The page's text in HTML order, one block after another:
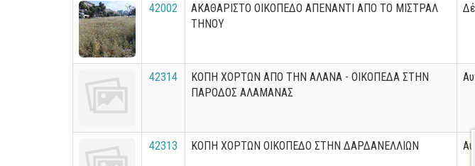
42002
ΑΚΑΘΑΡΙΣΤΟ ΟΙΚΟΠΕΔΟ ΑΠΕΝΑΝΤΙ ΑΠΟ ΤΟ ΜΙΣΤΡΑΛ
ΤΗΝΟΥ
42314
ΚΟΠΗ ΧΟΡΤΩΝ ΑΠΟ ΤΗΝ ΑΛΑΝΑ - ΟΙΚΟΠΕΔΑ ΣΤΗΝ
ΠΑΡΟΔΟΣ ΑΛΑΜΑΝΑΣ
42313 ΚΟΠΗ ΧΟΡΤΩΝ ΟΙΚΟΠΕΔΟ ΣΤΗΝ ΔΑΡΔΑΝΕΛΛΙΩΝ